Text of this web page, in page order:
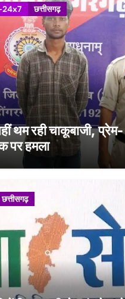
छत्तीसगढ़
थम रही चाकूबाजी, प्रेम-
पर हमला
छत्तीसगढ़